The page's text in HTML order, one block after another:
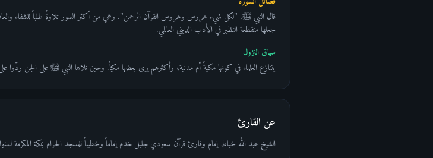
قال النبي ﷺ: "لكل شيء عروس وعروس القرآن الرحمن". وهي من أكثر السور تلاوةً طلباً للشفاء والعافية
جعلها منقطعة النظير في الأدب الديني العالمي.
سياق النزول
يتنازع العلماء في كونها مكيةً أم مدنية؛ وأكثرهم يرى بعضها مكياً. وحين تلاها النبي ﷺ على الجن
عن القارئ
الشيخ عبد الله خياط إمام وقارئ قرآن سعودي جليل خدم إماماً وخطيباً للمسجد الحرام بمكة المكرمة